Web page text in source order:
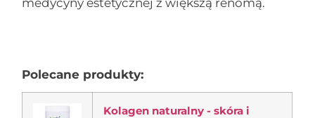
medycyny estetycznej z większą renomą.
Polecane produkty:
Kolagen naturalny - skóra i